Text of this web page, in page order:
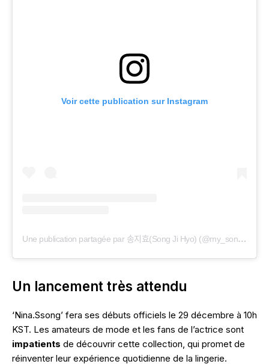
Voir cette publication sur Instagram
Une publication partagée par 송지효(Song Ji Hyo) (@my_songjihyo)
Un lancement très attendu
‘Nina.Ssong’ fera ses débuts officiels le 29 décembre à 10h
KST. Les amateurs de mode et les fans de l’actrice sont
impatients de découvrir cette collection, qui promet de
réinventer leur expérience quotidienne de la lingerie.